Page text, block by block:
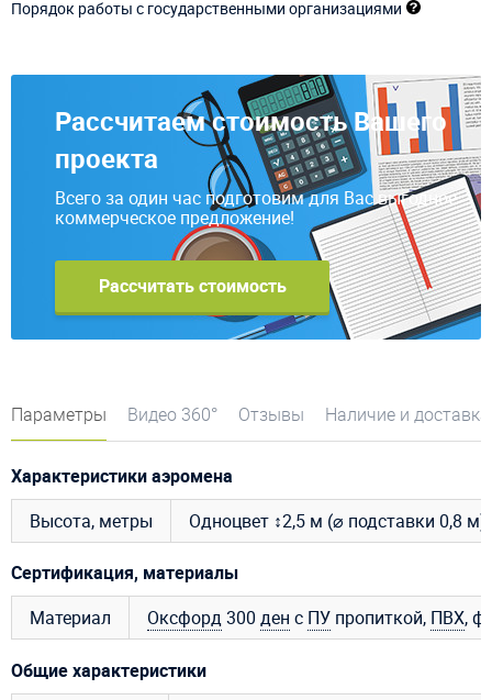
Порядок работы с государственными организациями
Рассчитаем стоимость Вашего
проекта
Всего за один час подготовим для Вас выгодное
коммерческое предложение!
Рассчитать стоимость
Параметры Видео 360° Отзывы Наличие и доставка
Характеристики аэромена
Высота, метры
Одноцвет ↕2,5 м (⌀ подставки 0,8 м)
Сертификация, материалы
Материал
Оксфорд300 ден с ПУ пропиткой, ПВХ,
Общие характеристики